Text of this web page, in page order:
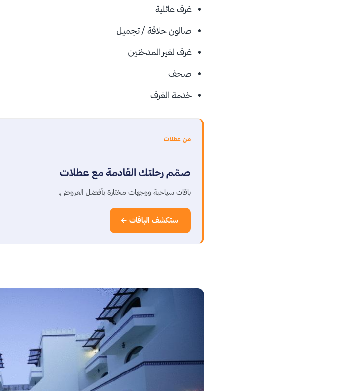
غرف عائلية
صالون حلاقة / تجميل
غرف لغير المدخنين
صحف
خدمة الغرف
من عطلات
صمّم رحلتك القادمة مع عطلات
باقات سياحية ووجهات مختارة بأفضل العروض.
استكشف الباقات ←